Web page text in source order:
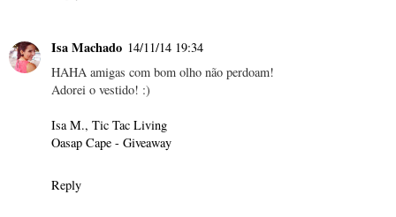
Isa Machado 14/11/14 19:34
HAHA amigas com bom olho não perdoam!
Adorei o vestido! :)
Isa M., Tic Tac Living
Oasap Cape - Giveaway
Reply